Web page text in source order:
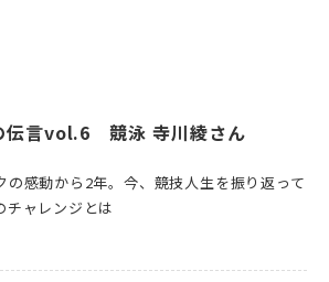
伝言vol.6 競泳 寺川綾さん
の感動から2年。今、競技人生を振り返って
チャレンジとは